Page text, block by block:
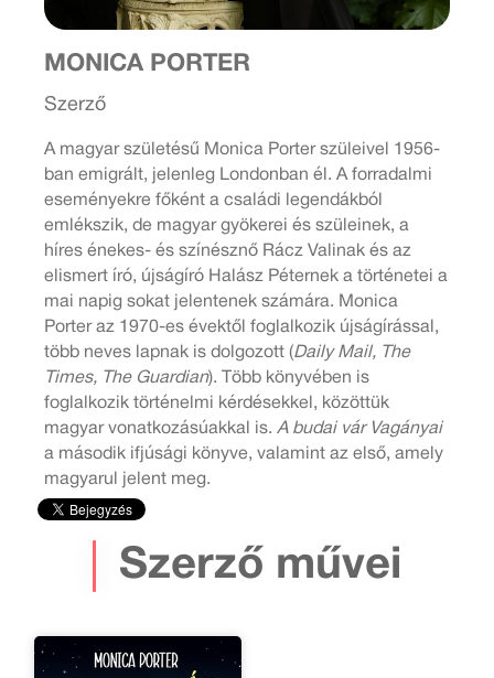
MONICA PORTER
Szerző
A magyar születésű Monica Porter szüleivel 1956-
ban emigrált, jelenleg Londonban él. A forradalmi
eseményekre főként a családi legendákból
emlékszik, de magyar gyökerei és szüleinek, a
híres énekes- és színésznő Rácz Valinak és az
elismert író, újságíró Halász Péternek a történetei a
mai napig sokat jelentenek számára. Monica
Porter az 1970-es évektől foglalkozik újságírással,
több neves lapnak is dolgozott (Daily Mail, The
Times, The Guardian). Több könyvében is
foglalkozik történelmi kérdésekkel, közöttük
magyar vonatkozásúakkal is.A budai vár Vagányai
a második ifjúsági könyve, valamint az első, amely
magyarul jelent meg.
Szerző művei